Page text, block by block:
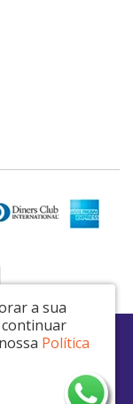
0001-51
/ SP - CEP: 08021-000
a sua
Política